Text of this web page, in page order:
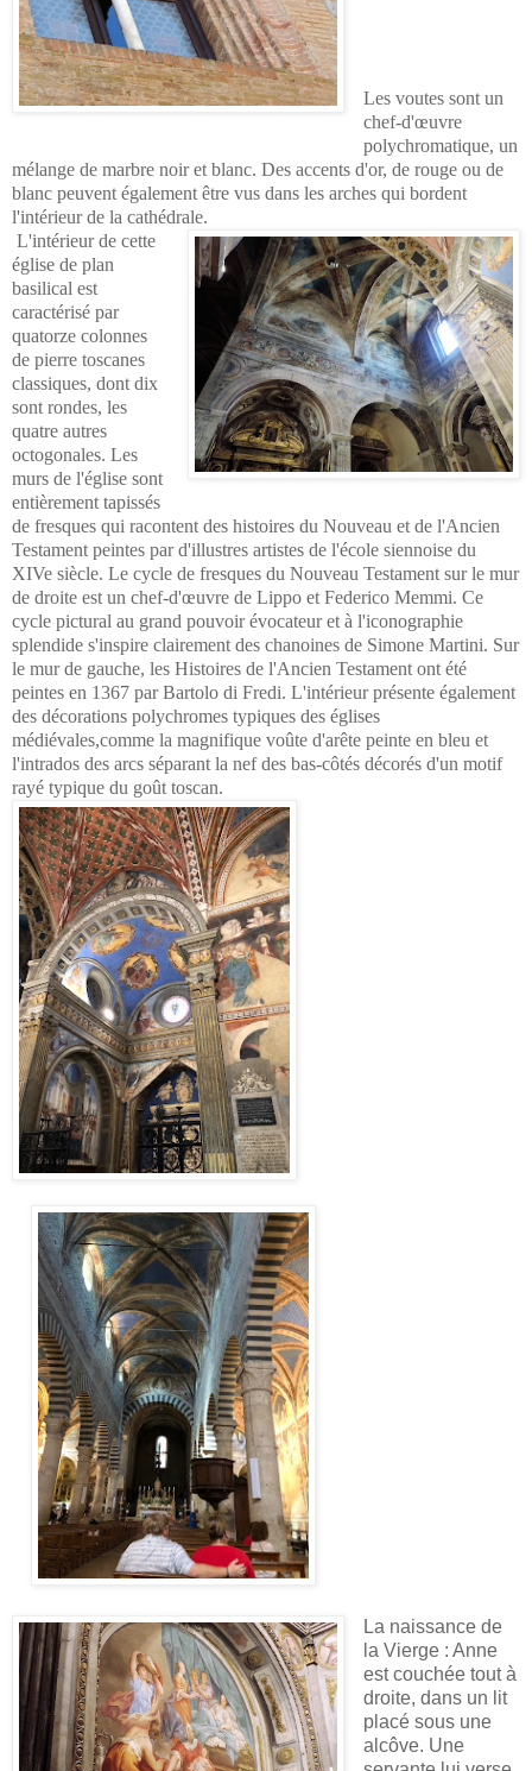
Les voutes sont un
chef-d'œuvre
polychromatique, un
mélange de marbre noir et blanc. Des accents d'or, de rouge ou de
blanc peuvent également être vus dans les arches qui bordent
l'intérieur de la cathédrale.
L'intérieur de cette
église de plan
basilical est
caractérisé par
quatorze colonnes
de pierre toscanes
classiques, dont dix
sont rondes, les
quatre autres
octogonales. Les
murs de l'église sont
entièrement tapissés
de fresques qui racontent des histoires du Nouveau et de l'Ancien
Testament peintes par d'illustres artistes de l'école siennoise du
XIVe siècle. Le cycle de fresques du Nouveau Testament sur le mur
de droite est un chef-d'œuvre de Lippo et Federico Memmi. Ce
cycle pictural au grand pouvoir évocateur et à l'iconographie
splendide s'inspire clairement des chanoines de Simone Martini. Sur
le mur de gauche, les Histoires de l'Ancien Testament ont été
peintes en 1367 par Bartolo di Fredi. L'intérieur présente également
des décorations polychromes typiques des églises
médiévales,comme la magnifique voûte d'arête peinte en bleu et
l'intrados des arcs séparant la nef des bas-côtés décorés d'un motif
rayé typique du goût toscan.
La naissance de
la Vierge : Anne
est couchée tout à
droite, dans un lit
placé sous une
alcôve. Une